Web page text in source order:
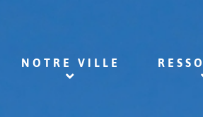
NOTRE VILLE